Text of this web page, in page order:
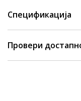
Спецификација
Провери